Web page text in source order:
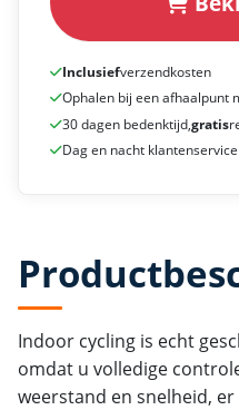
Inclusiefverzendkosten
Ophalen bij een afhaalpunt
30 dagen bedenktijd,gratis
Dag en nacht klantenservice
Indoor cycling is echt
omdat u volledige
weerstand en snelheid,